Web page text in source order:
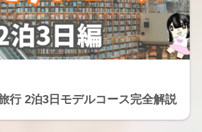
行 2泊3日モデルコース完全解説